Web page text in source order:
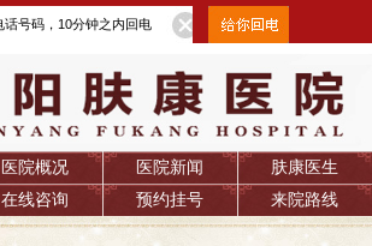
医院概况 医院新闻
肤康医生
在线咨询 预约挂号 来院路线